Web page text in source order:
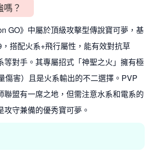
？
GO》中屬於頂級攻擊型傳說寶可夢，基
搭配火系+飛行屬性，能有效對抗草
等對手。其專屬招式「神聖之火」擁有極
傷害）且是火系輸出的不二選擇。PVP
聯盟有一席之地，但需注意水系和電系的
攻守兼備的優秀寶可夢。